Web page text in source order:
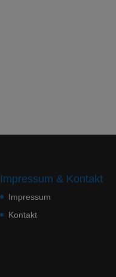
Impressum & Kontakt
Impressum
Kontakt